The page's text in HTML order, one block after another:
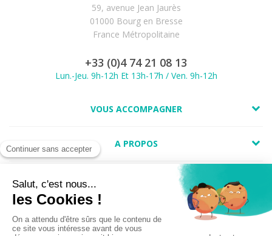
59, avenue Jean Jaurès
01000 Bourg en Bresse
France Métropolitaine
+33 (0)4 74 21 08 13
Lun.-Jeu. 9h-12h Et 13h-17h / Ven. 9h-12h
VOUS ACCOMPAGNER
A PROPOS